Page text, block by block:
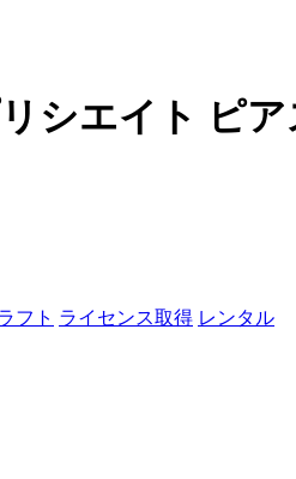
シエイト ピ
フト ライセンス取得 レンタル